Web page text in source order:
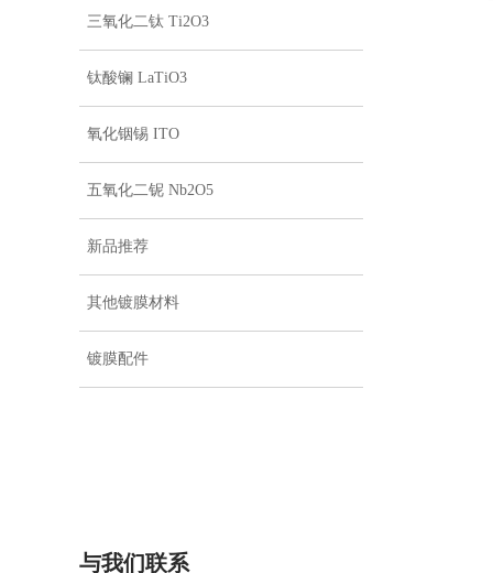
三氧化二钛 Ti2O3
钛酸镧 LaTiO3
氧化铟锡 ITO
五氧化二铌 Nb2O5
新品推荐
其他镀膜材料
镀膜配件
与我们联系